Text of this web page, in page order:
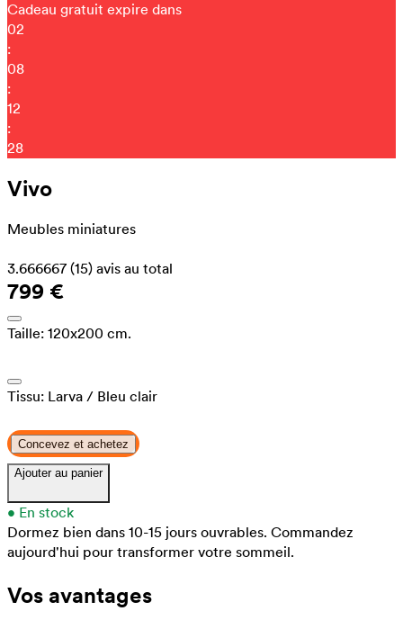
Cadeau gratuit expire dans
02
:
08
:
12
:
21
Vivo
Meubles miniatures
3.666667 (15) avis au total
799 €
Taille: 120x200 cm.
Tissu: Larva / Bleu clair
Concevez et achetez
Ajouter au panier
• En stock
Dormez bien dans 10-15 jours ouvrables. Commandez
aujourd'hui pour transformer votre sommeil.
Vos avantages